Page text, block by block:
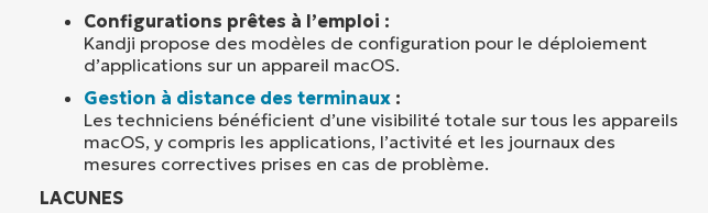
Configurations prêtes à l’emploi :
Kandji propose des modèles de configuration pour le déploiement
d’applications sur un appareil macOS.
Gestion à distance des terminaux :
Les techniciens bénéficient d’une visibilité totale sur tous les appareils
macOS, y compris les applications, l’activité et les journaux des
mesures correctives prises en cas de problème.
LACUNES